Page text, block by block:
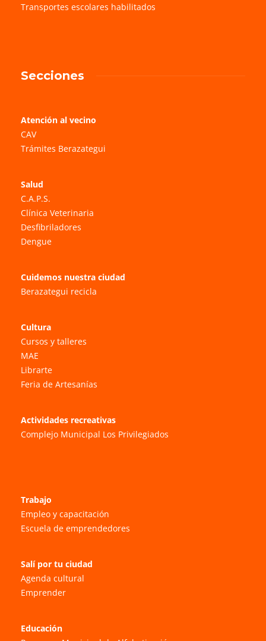
Transportes escolares habilitados
Secciones
Atención al vecino
CAV
Trámites Berazategui
Salud
C.A.P.S.
Clínica Veterinaria
Desfibriladores
Dengue
Cuidemos nuestra ciudad
Berazategui recicla
Cultura
Cursos y talleres
MAE
Librarte
Feria de Artesanías
Actividades recreativas
Complejo Municipal Los Privilegiados
Trabajo
Empleo y capacitación
Escuela de emprendedores
Salí por tu ciudad
Agenda cultural
Emprender
Educación